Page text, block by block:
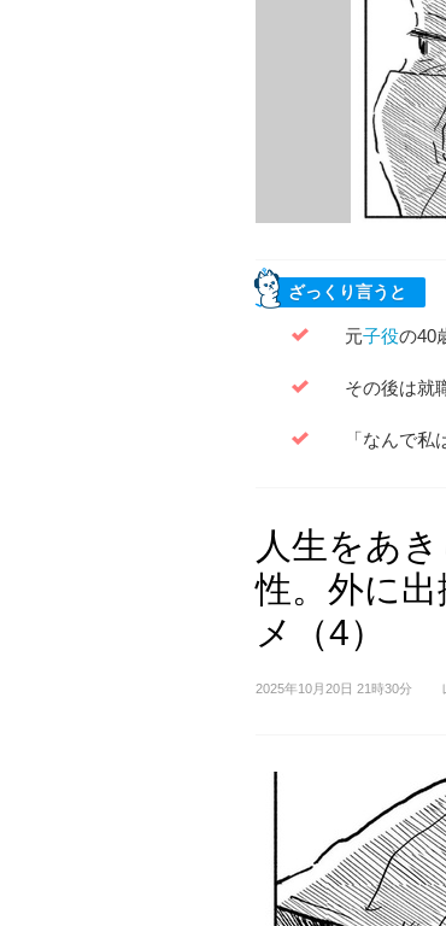
ざっくり言うと
元子役の40
その後は就
「なんで
人生をあ
性。外に
メ（4）
2025年10月20日 21時30分